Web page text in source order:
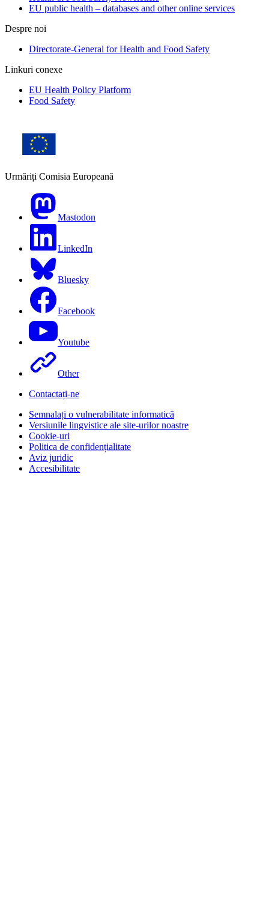
EU public health – databases and other online services
Despre noi
Directorate-General for Health and Food Safety
Linkuri conexe
EU Health Policy Platform
Food Safety
Urmăriți Comisia Europeană
Mastodon
LinkedIn
Bluesky
Facebook
Youtube
Other
Contactați-ne
Semnalați o vulnerabilitate informatică
Versiunile lingvistice ale site-urilor noastre
Cookie-uri
Politica de confidențialitate
Aviz juridic
Accesibilitate